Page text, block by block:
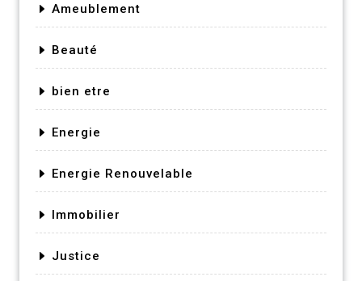
Ameublement
Beauté
bien etre
Energie
Energie Renouvelable
Immobilier
Justice